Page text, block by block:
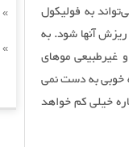
»
»
به فولیکول
آنها شود. به
موهای
خوبی به دست نمی
خیلی کم خواهد